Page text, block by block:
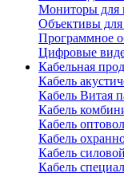
Мониторы для
Объективы
Программное
Цифровые
Кабельная
Кабель
Кабель Витая
Кабель
Кабель
Кабель
Кабель силовой
Кабель